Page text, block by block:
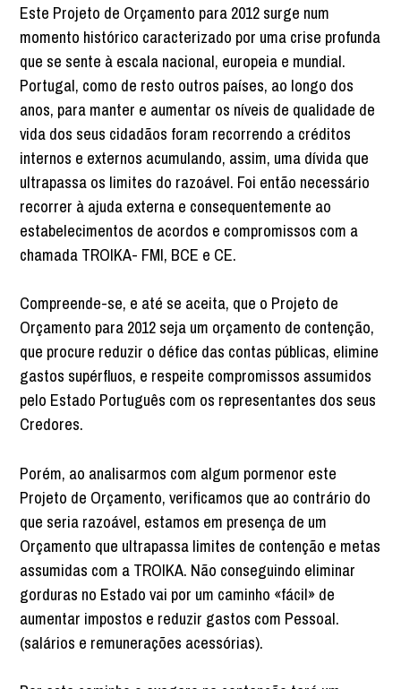
Este Projeto de Orçamento para 2012 surge num
momento histórico caracterizado por uma crise profunda
que se sente à escala nacional, europeia e mundial.
Portugal, como de resto outros países, ao longo dos
anos, para manter e aumentar os níveis de qualidade de
vida dos seus cidadãos foram recorrendo a créditos
internos e externos acumulando, assim, uma dívida que
ultrapassa os limites do razoável. Foi então necessário
recorrer à ajuda externa e consequentemente ao
estabelecimentos de acordos e compromissos com a
chamada TROIKA- FMI, BCE e CE.
Compreende-se, e até se aceita, que o Projeto de
Orçamento para 2012 seja um orçamento de contenção,
que procure reduzir o défice das contas públicas, elimine
gastos supérfluos, e respeite compromissos assumidos
pelo Estado Português com os representantes dos seus
Credores.
Porém, ao analisarmos com algum pormenor este
Projeto de Orçamento, verificamos que ao contrário do
que seria razoável, estamos em presença de um
Orçamento que ultrapassa limites de contenção e metas
assumidas com a TROIKA. Não conseguindo eliminar
gorduras no Estado vai por um caminho «fácil» de
aumentar impostos e reduzir gastos com Pessoal.
(salários e remunerações acessórias).